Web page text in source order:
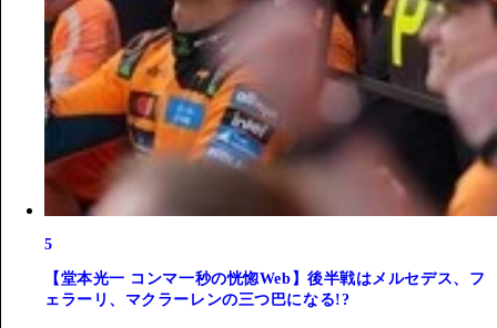
5
【堂本光一 コンマ一秒の恍惚Web】後半戦はメルセデス、フ
ェラーリ、マクラーレンの三つ巴になる!?